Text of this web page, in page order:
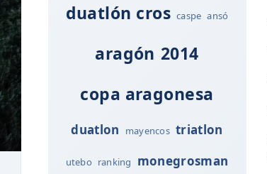
duatlón cros caspe ansó
aragón 2014
copa aragonesa
duatlon mayencos triatlon
utebo ranking monegrosman